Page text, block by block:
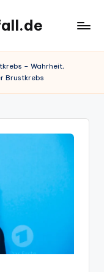
– Wahrheit,
Brustkrebs